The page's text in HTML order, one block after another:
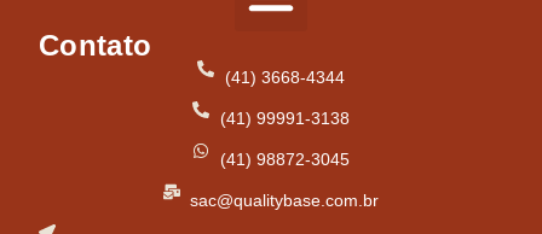
Contato
(41) 3668-4344
(41) 99991-3138
(41) 98872-3045
sac@qualitybase.com.br